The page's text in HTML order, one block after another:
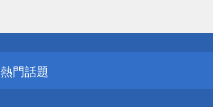
詐騙網頁！請小心！
得獎公告
熱門話題
銀行優惠